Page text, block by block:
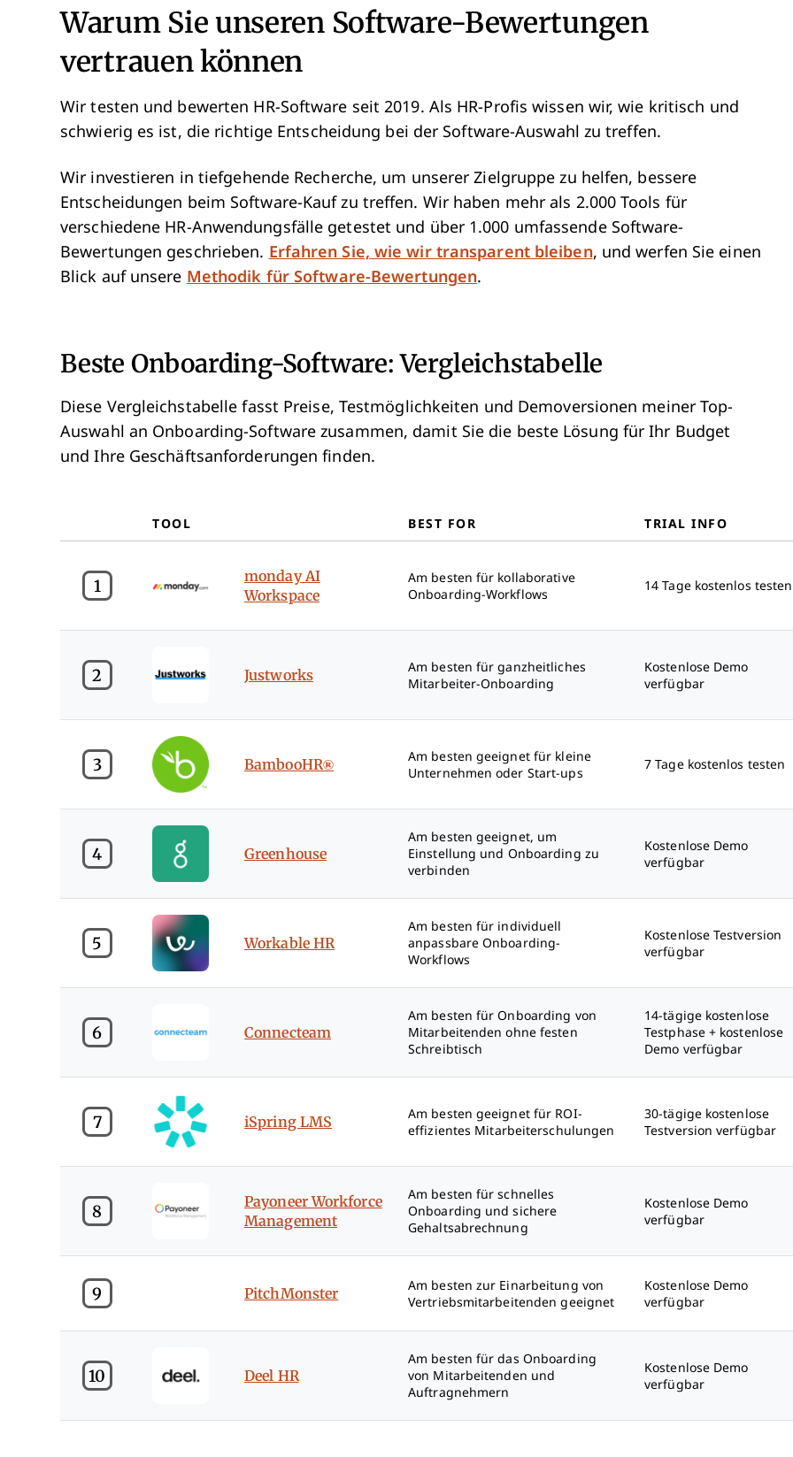
Warum Sie unseren Software-Bewertungen
vertrauen können
Wir testen und bewerten HR-Software seit 2019. Als HR-Profis wissen wir, wie kritisch und
schwierig es ist, die richtige Entscheidung bei der Software-Auswahl zu treffen.
Wir investieren in tiefgehende Recherche, um unserer Zielgruppe zu helfen, bessere
Entscheidungen beim Software-Kauf zu treffen. Wir haben mehr als 2.000 Tools für
verschiedene HR-Anwendungsfälle getestet und über 1.000 umfassende Software-
Bewertungen geschrieben. Erfahren Sie, wie wir transparent bleiben, und werfen Sie einen
Blick auf unsere Methodik für Software-Bewertungen.
Beste Onboarding-Software: Vergleichstabelle
Diese Vergleichstabelle fasst Preise, Testmöglichkeiten und Demoversionen meiner Top-
Auswahl an Onboarding-Software zusammen, damit Sie die beste Lösung für Ihr Budget
und Ihre Geschäftsanforderungen finden.
TOOL BEST FOR TRIAL INFO
1
monday AI
Workspace
Am besten für kollaborative
Onboarding-Workflows
14 Tage kostenlos testen
2 Justworks
Am besten für ganzheitliches
Mitarbeiter-Onboarding
Kostenlose Demo
verfügbar
3 BambooHR®
Am besten geeignet für kleine
Unternehmen oder Start-ups
7 Tage kostenlos testen
4 Greenhouse
Am besten geeignet, um
Einstellung und Onboarding zu
verbinden
Kostenlose Demo
verfügbar
5 Workable HR
Am besten für individuell
anpassbare Onboarding-
Workflows
Kostenlose Testversion
verfügbar
6 Connecteam
Am besten für Onboarding von
Mitarbeitenden ohne festen
Schreibtisch
14-tägige kostenlose
Testphase + kostenlose
Demo verfügbar
7 iSpring LMS
Am besten geeignet für ROI-
effizientes Mitarbeiterschulungen
30-tägige kostenlose
Testversion verfügbar
8
Payoneer Workforce
Management
Am besten für schnelles
Onboarding und sichere
Gehaltsabrechnung
Kostenlose Demo
verfügbar
9 PitchMonster
Am besten zur Einarbeitung von
Vertriebsmitarbeitenden geeignet
Kostenlose Demo
verfügbar
10 Deel HR
Am besten für das Onboarding
von Mitarbeitenden und
Auftragnehmern
Kostenlose Demo
verfügbar